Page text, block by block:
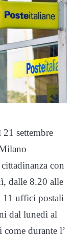
settembre
con
dalle 8.20 alle
uffici postali
dal lunedì al
durante l’